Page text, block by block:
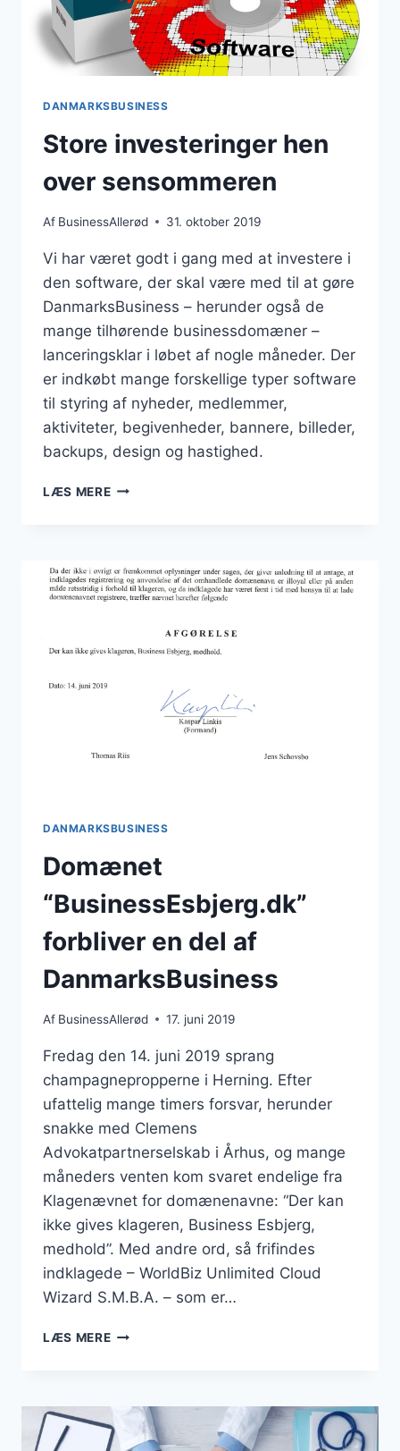
DANMARKSBUSINESS
Store investeringer hen
over sensommeren
Af BusinessAllerød 31. oktober 2019
Vi har været godt i gang med at investere i
den software, der skal være med til at gøre
DanmarksBusiness – herunder også de
mange tilhørende businessdomæner –
lanceringsklar i løbet af nogle måneder. Der
er indkøbt mange forskellige typer software
til styring af nyheder, medlemmer,
aktiviteter, begivenheder, bannere, billeder,
backups, design og hastighed.
LÆS MERESTORE
DANMARKSBUSINESS
Domænet
“BusinessEsbjerg.dk”
forbliver en del af
DanmarksBusiness
Af BusinessAllerød 17. juni 2019
Fredag den 14. juni 2019 sprang
champagnepropperne i Herning. Efter
ufattelig mange timers forsvar, herunder
snakke med Clemens
Advokatpartnerselskab i Århus, og mange
måneders venten kom svaret endelige fra
Klagenævnet for domænenavne: “Der kan
ikke gives klageren, Business Esbjerg,
medhold”. Med andre ord, så frifindes
indklagede – WorldBiz Unlimited Cloud
Wizard S.M.B.A. – som er…
LÆS MEREDOMÆNET
DEL
AF
DANMARKSBUSINESS